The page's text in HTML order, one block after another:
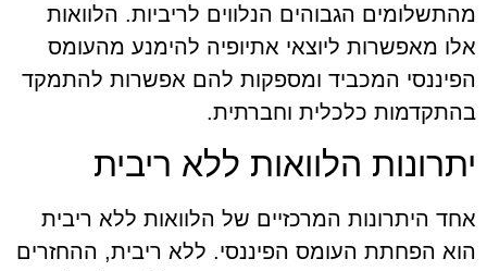
מהתשלומים הגבוהים הנלווים לריביות. הלוואות
אלו מאפשרות ליוצאי אתיופיה להימנע מהעומס
הפיננסי המכביד ומספקות להם אפשרות להתמקד
בהתקדמות כלכלית וחברתית.
יתרונות הלוואות ללא ריבית
אחד היתרונות המרכזיים של הלוואות ללא ריבית
הוא הפחתת העומס הפיננסי. ללא ריבית, ההחזרים